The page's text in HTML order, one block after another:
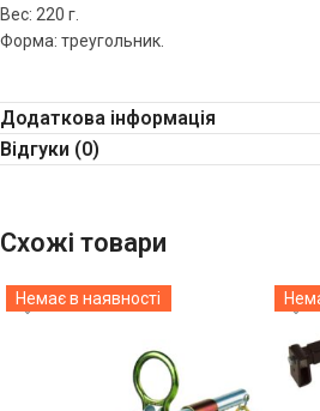
Вес: 220 г.
Форма: треугольник.
Додаткова інформація
Відгуки (0)
Схожі товари
Немає в наявності